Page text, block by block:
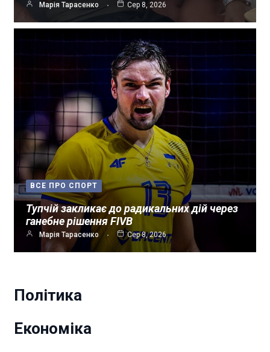
Марія Тарасенко Сер 8, 2026
ВСЕ ПРО СПОРТ
Тупчій закликає до радикальних дій через
ганебне рішення FIVB
Марія Тарасенко Сер 8, 2026
Політика
Економіка